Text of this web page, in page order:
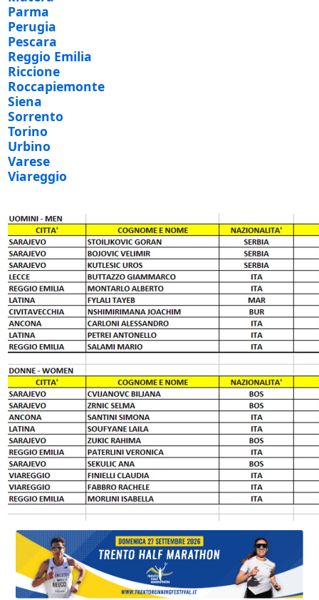
Parma
Perugia
Pescara
Reggio Emilia
Riccione
Roccapiemonte
Siena
Sorrento
Torino
Urbino
Varese
Viareggio